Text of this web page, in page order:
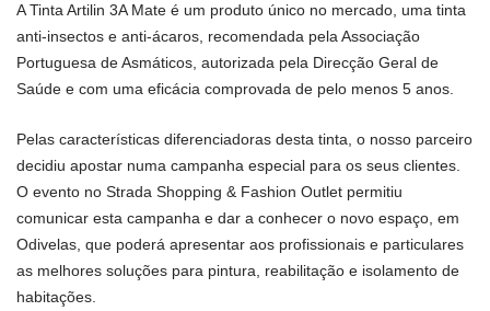
A Tinta Artilin 3A Mate é um produto único no mercado, uma tinta
anti-insectos e anti-ácaros, recomendada pela Associação
Portuguesa de Asmáticos, autorizada pela Direcção Geral de
Saúde e com uma eficácia comprovada de pelo menos 5 anos.
Pelas características diferenciadoras desta tinta, o nosso parceiro
decidiu apostar numa campanha especial para os seus clientes.
O evento no Strada Shopping & Fashion Outlet permitiu
comunicar esta campanha e dar a conhecer o novo espaço, em
Odivelas, que poderá apresentar aos profissionais e particulares
as melhores soluções para pintura, reabilitação e isolamento de
habitações.